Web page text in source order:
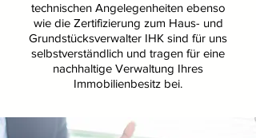
technischen Angelegenheiten ebenso
wie die Zertifizierung zum Haus- und
Grundstücksverwalter IHK sind für uns
selbstverständlich und tragen für eine
nachhaltige Verwaltung Ihres
Immobilienbesitz bei.